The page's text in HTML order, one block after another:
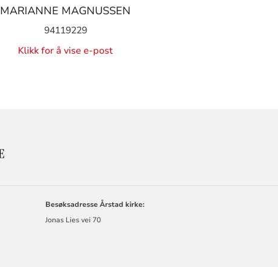
MARIANNE MAGNUSSEN
94119229
Klikk for å vise e-post
KONTAKTINFORMASJON
Besøksadresse Årstad kirke:
Jonas Lies vei 70